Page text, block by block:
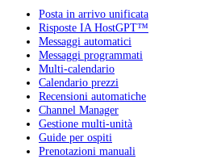
Posta in arrivo unificata
Risposte IA HostGPT™
Messaggi automatici
Messaggi programmati
Multi-calendario
Calendario prezzi
Recensioni automatiche
Channel Manager
Gestione multi-unità
Guide per ospiti
Prenotazioni manuali